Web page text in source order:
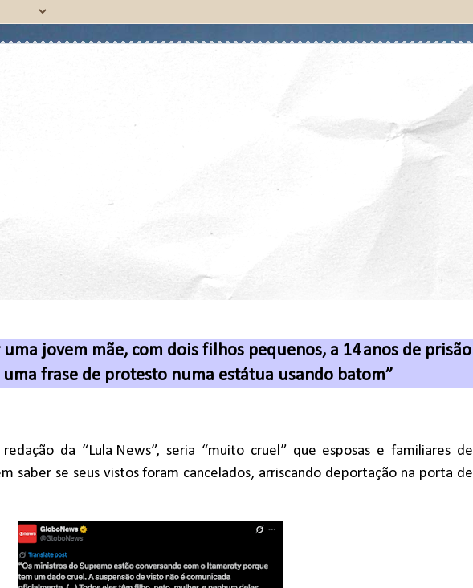
jovem mãe, com dois filhos pequenos, a 14 anos de prisão
uma frase de protesto numa estátua usando batom”
da “Lula News”, seria “muito cruel”que esposas e familiares de
saber se seus vistos foram cancelados, arriscando deportação na porta de